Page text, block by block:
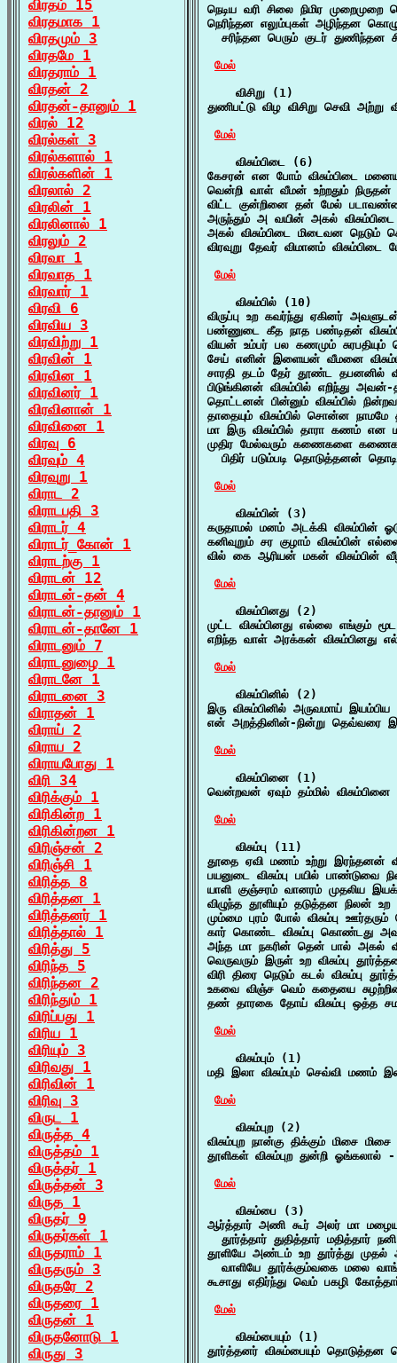
விரதம் 15
விரதமாக 1
விரதமும் 3
விரதமே 1
விரதராம் 1
விரதன் 2
விரதன்-தானும் 1
விரல் 12
விரல்கள் 3
விரல்களால் 1
விரல்களின் 1
விரலால் 2
விரலின் 1
விரலினால் 1
விரலும் 2
விரவா 1
விரவாத 1
விரவார் 1
விரவி 6
விரவிய 3
விரவிற்று 1
விரவின் 1
விரவின 1
விரவினர் 1
விரவினான் 1
விரவினை 1
விரவு 6
விரவும் 4
விரவுறு 1
விராட 2
விராடபதி 3
விராடர் 4
விராடர்_கோன் 1
விராடற்கு 1
விராடன் 12
விராடன்-தன் 4
விராடன்-தானும் 1
விராடன்-தானே 1
விராடனும் 7
விராடனுழை 1
விராடனே 1
விராடனை 3
விராதன் 1
விராய் 2
விராய 2
விராயபோது 1
விரி 34
விரிக்கும் 1
விரிகின்ற 1
விரிகின்றன 1
விரிஞ்சன் 2
விரிஞ்சி 1
விரித்த 8
விரித்தன 1
விரித்தனர் 1
விரித்தால் 1
விரித்து 5
விரிந்த 5
விரிந்தன 2
விரிந்தும் 1
விரிப்பது 1
விரிய 1
விரியும் 3
விரிவது 1
விரிவின் 1
விரிவு 3
விருட 1
விருத்த 4
விருத்தம் 1
விருத்தர் 1
விருத்தன் 3
விருத 1
விருதர் 9
விருதர்கள் 1
விருதராம் 1
விருதரும் 3
விருதரே 2
விருதரை 1
விருதன் 1
விருதனோடு 1
விருது 3
நெடிய வரி சிலை நிமிர
நெரிந்தன எலும்புகள் அழிந்தன
சரிந்தன பெரும் குடர் துணிந்தன
மேல்
    விசிறு (1)
துணிபட்டு விழ விசிறு செவி
மேல்
    விசும்பிடை (6)
கேசரன் என போம் விசும்பிடை
வென்றி வாள் வீமன் உற்றதும்
விட்ட குன்றினை தன் மேல்
அருந்தும் அ வயின் அகல்
அகல் விசும்பிடை மிடைவன
விரவுறு தேவர் விமானம்
மேல்
    விசும்பில் (10)
விருப்பு உற கவர்ந்து ஏகினர்
பண்ணுடை கீத நாத பண்டிதன்
வியன் உம்பர் பல கணமும்
சேய் எனின் இளையன் வீமனை
சாரதி தடம் தேர் தூண்ட தபனனில்
பிடுங்கினன் விசும்பில் எறிந்து
தொட்டனன் பின்னும் விசும்பில்
தாதையும் விசும்பில் சொன்ன
மா இரு விசும்பில் தாரா கணம் என
முதிர மேல்வரும் கணைகளை
பிதிர் படும்படி தொடுத்தனன்
மேல்
    விசும்பின் (3)
கருதாமல் மனம் அடக்கி
கனிவுறும் சர குழாம் விசும்பின்
வில் கை ஆரியன் மகன் விசும்பின்
மேல்
    விசும்பினது (2)
முட்ட விசும்பினது எல்லை எங்கும்
எறிந்த வாள் அரக்கன்
மேல்
    விசும்பினில் (2)
இரு விசும்பினில் அருவமாய்
என் அறத்தினின்-நின்று தெவ்வரை
மேல்
    விசும்பினை (1)
வென்றவன் ஏவும் தம்மில்
மேல்
    விசும்பு (11)
தூதை ஏவி மணம் உற்று இரந்தனன்
பயனுடை விசும்பு பயில் பாண்டுவை
யாளி குஞ்சரம் வானரம் முதலிய
விழுந்த தூளியும் தடுத்தன நிலன் உற
மும்மை புரம் போல் விசும்பு
கார் கொண்ட விசும்பு கொண்டது
அந்த மா நகரின் தென் பால் அகல்
வெருவரும் இருள் உற விசும்பு
விரி திரை நெடும் கடல் விசும்பு
உகவை விஞ்ச வெம் கதையை
தண் தாரகை தோய் விசும்பு ஒத்த
மேல்
    விசும்பும் (1)
மதி இலா விசும்பும் செவ்வி
மேல்
    விசும்புற (2)
விசும்புற நான்கு திக்கும் மிசை
தூளிகள் விசும்புற துன்றி ஓங்கலால்
மேல்
    விசும்பை (3)
ஆர்த்தார் அணி கூர் அலர் மா
தூர்த்தார் துதித்தார் மதித்தார்
தூளியே அண்டம் உற தூர்த்து முதல்
வாளியே தூர்க்கும்வகை மலை
கூசாது எதிர்ந்து வெம் பகழி
மேல்
    விசும்பையும் (1)
தூர்த்தனர் விசும்பையும்